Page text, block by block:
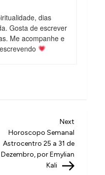
dias
Gosta de escrever
Me acompanhe e
Next
Post
Next
Horoscopo Semanal
Astrocentro 25 a 31 de
Dezembro, por Emylian
Kali